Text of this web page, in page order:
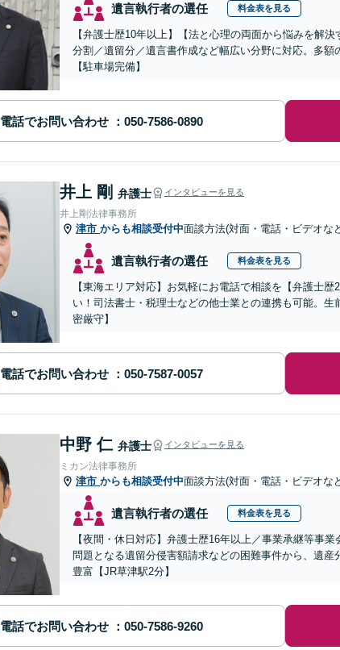
遺言執行者の選任 料金表を見る
【弁護士歴10年以上】【法と心理の両面から悩みを解
分割／遺留分／遺言書作成など幅広い分野に対応。多額
【駐車場完備】
電話でお問い合わせ
井上 剛 弁護士 インタビューを見る
井上剛法律事務所
津市 からも相談受付中面談方法(対面・電話・ビデオな
遺言執行者の選任 料金表を見る
【東海エリア対応】お気軽にお電話で相談を【弁護士
い！司法書士・税理士などの他士業との連携も可能。
密厳守】
電話でお問い合わせ
中野 仁 弁護士 インタビューを見る
ミカン法律事務所
津市 からも相談受付中面談方法(対面・電話・ビデオな
遺言執行者の選任 料金表を見る
【夜間・休日対応】弁護士歴16年以上／事業承継等事
問題となる遺留分侵害額請求などの困難事件から、遺
豊富【JR草津駅2分】
電話でお問い合わせ